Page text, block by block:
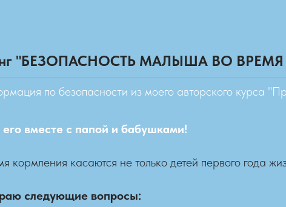
"БЕЗОПАСНОСТЬ МАЛЫША ВО ВРЕМЯ
по безопасности из моего авторского курса
вместе с папой и бабушками!
кормления касаются не только детей первого года
следующие вопросы: